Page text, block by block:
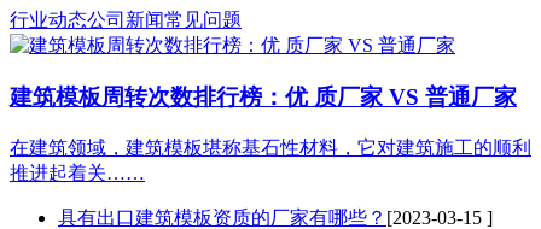
行业动态公司新闻常见问题
建筑模板周转次数排行榜：优 质厂家 VS 普通厂家
在建筑领域，建筑模板堪称基石性材料，它对建筑施工的顺利
推进起着关……
具有出口建筑模板资质的厂家有哪些？ [2023-03-15 ]